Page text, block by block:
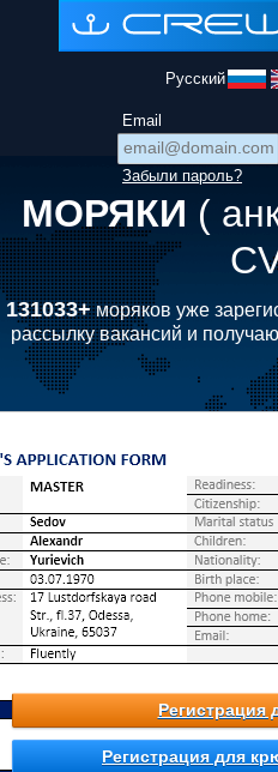
Русский
Email
Забыли пароль?
МОРЯКИ (
131033+моряков уже
рассылку вакансий и
Регистрация
Регистрация для